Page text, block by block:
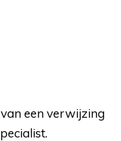
een verwijzing